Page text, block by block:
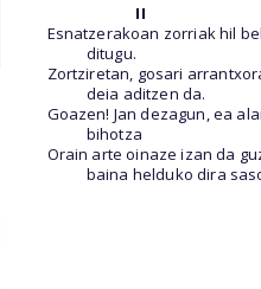
II
Esnatzerakoan zorriak hil
ditugu.
Zortziretan, gosari
deia aditzen da.
Goazen! Jan dezagun, ea
bihotza
Orain arte oinaze izan da
baina helduko dira